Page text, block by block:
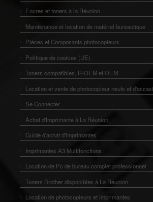
Encres et toners à la Réunion
Maintenance et location de matériel bureautique
Pièces et Composants photocopieurs
Politique de cookies (UE)
Toners compatibles, R-OEM et OEM
Location et vente de photocopieur neufs et
Se Connecter
Achat d'Imprimante à La Réunion
Guide d'achat d'imprimantes
Imprimantes A3 Multifonctions
Location de Pc de bureau complet professionnel
Toners Brother disponibles à La Réunion
Location de photocopieurs et imprimantes